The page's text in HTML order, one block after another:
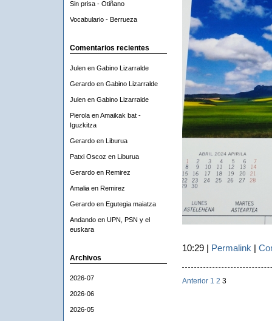
Sin prisa - Otiñano
Vocabulario - Berrueza
Comentarios recientes
Julenen Gabino Lizarralde
Gerardoen Gabino Lizarralde
Julenen Gabino Lizarralde
PierolaenAmaikak bat -
Iguzkitza
Gerardoen Liburua
Patxi Oscoz en Liburua
Gerardoen Remirez
Amaliaen Remirez
Gerardoen Egutegia maiatza
Andandoen UPN, PSN y el
euskara
Archivos
2026-07
2026-06
2026-05
10:29 | Permalink |
Anterior 1 2 3